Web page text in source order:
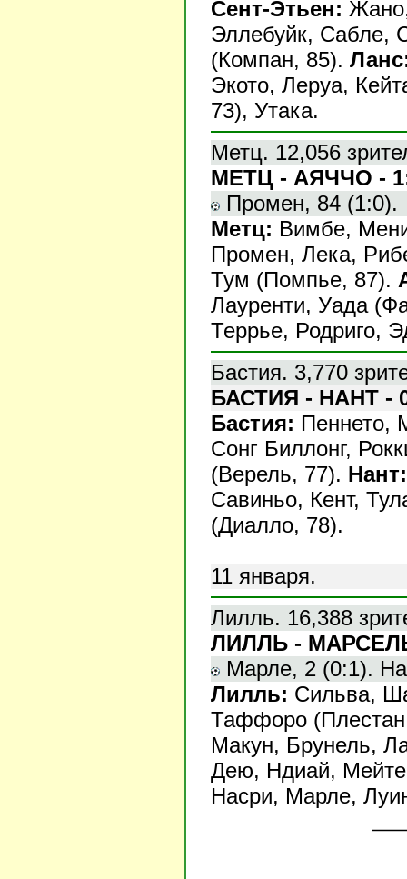
Сент-Этьен:
Эллебуйк, Сабле,
(Компан, 85).
Экото, Леруа,
73), Утака.
Метц. 12,056
МЕТЦ - АЯЧЧО -
Промен, 84 (1:0).
Метц: Вимбе,
Промен, Лека,
Тум (Помпье, 87).
Лауренти, Уада
Террье, Родриго,
Бастия. 3,770
БАСТИЯ - НАНТ -
Бастия: Пеннето,
Сонг Биллонг,
(Верель, 77). Нант:
Савиньо, Кент,
(Диалло, 78).
11 января.
Лилль. 16,388
ЛИЛЛЬ -
Марле, 2 (0:1).
Лилль: Сильва,
Таффоро
Макун, Брунель,
Дею, Ндиай,
Насри, Марле,